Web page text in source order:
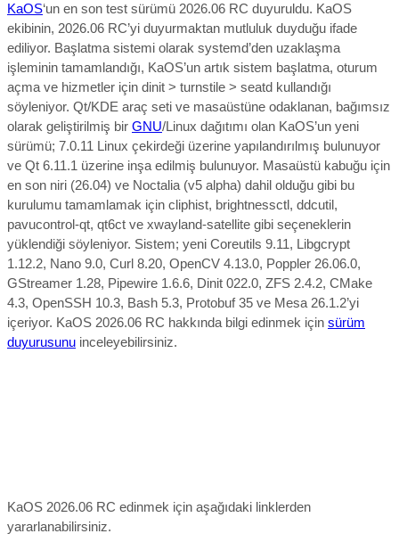
KaOS‘un en son test sürümü 2026.06 RC duyuruldu. KaOS
ekibinin, 2026.06 RC’yi duyurmaktan mutluluk duyduğu ifade
ediliyor. Başlatma sistemi olarak systemd’den uzaklaşma
işleminin tamamlandığı, KaOS’un artık sistem başlatma, oturum
açma ve hizmetler için dinit > turnstile > seatd kullandığı
söyleniyor. Qt/KDE araç seti ve masaüstüne odaklanan, bağımsız
olarak geliştirilmiş bir GNU/Linux dağıtımı olan KaOS’un yeni
sürümü; 7.0.11 Linux çekirdeği üzerine yapılandırılmış bulunuyor
ve Qt 6.11.1 üzerine inşa edilmiş bulunuyor. Masaüstü kabuğu için
en son niri (26.04) ve Noctalia (v5 alpha) dahil olduğu gibi bu
kurulumu tamamlamak için cliphist, brightnessctl, ddcutil,
pavucontrol-qt, qt6ct ve xwayland-satellite gibi seçeneklerin
yüklendiği söyleniyor. Sistem; yeni Coreutils 9.11, Libgcrypt
1.12.2, Nano 9.0, Curl 8.20, OpenCV 4.13.0, Poppler 26.06.0,
GStreamer 1.28, Pipewire 1.6.6, Dinit 022.0, ZFS 2.4.2, CMake
4.3, OpenSSH 10.3, Bash 5.3, Protobuf 35 ve Mesa 26.1.2’yi
içeriyor. KaOS 2026.06 RC hakkında bilgi edinmek için sürüm
duyurusunu inceleyebilirsiniz.
KaOS 2026.06 RC edinmek için aşağıdaki linklerden
yararlanabilirsiniz.